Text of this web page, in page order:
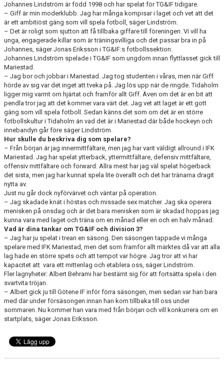
Johannes Lindström är född 1998 och har spelat för TG&IF tidigare.
– Giff är min moderklubb. Jag har många kompisar i laget och vet att det
är ett ambitiöst gäng som vill spela fotboll, säger Lindström.
– Det är roligt som sjutton att få tillbaka giffare till föreningen. Vi vill ha
unga, engagerade killar som är träningsvilliga och det passar bra in på
Johannes, säger Jonas Eriksson i TG&IF:s fotbollssektion.
Johannes Lindström spelade i TG&IF som ungdom innan flyttlasset gick till
Mariestad.
– Jag bor och jobbar i Mariestad. Jag tog studenten i våras, men när Giff
hörde av sig var det inget att tveka på. Jag lös upp när de ringde. Tidaholm
ligger mig varmt om hjärtat och framför allt Giff. Även om det är en bit att
pendla tror jag att det kommer vara värt det. Jag vet att laget är ett gott
gäng som vill spela fotboll. Sedan känns det som om det är en större
fotbollskultur i Tidaholm än vad det är i Mariestad där både hockeyn och
innebandyn går före säger Lindström.
Hur skulle du beskriva dig som spelare?
– Från början är jag innermittfältare, men jag har varit väldigt allround i IFK
Mariestad. Jag har spelat ytterback, yttermittfältare, defensiv mittfältare,
offensiv mittfältare och forward. Allra mest har jag väl spelat högerback
det sista, men jag har kunnat spela lite överallt och det har tränarna dragit
nytta av.
Just nu går dock nyförvärvet och väntar på operation.
– Jag skadade knät i höstas och missade sex matcher. Jag ska operera
menisken på onsdag och är det bara menisken som är skadad hoppas jag
kunna vara med laget och träna om en månad eller en och en halv månad.
Vad är dina tankar om TG&IF och division 3?
– Jag har ju spelat i trean en säsong. Den säsongen tappade vi många
spelare med IFK Mariestad, men det som framför allt märktes då var att alla
lag hade en större spets och att tempot var högre. Jag tror att vi har
kapacitet att vara ett mittenlag och etablera oss, säger Lindström.
Fler lagnyheter: Albert Behrami har bestämt sig för att fortsätta spela i den
svartvita tröjan.
– Albert gick ju till Götene IF inför förra säsongen, men sedan var han bara
med där under försäsongen innan han kom tillbaka till oss under
sommaren. Nu kommer han vara med från början och vill konkurrera om en
startplats, säger Jonas Eriksson.